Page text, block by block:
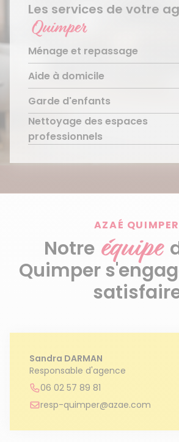
Les services de votre
Quimper
Ménage et repassage
Ménage régulier
Ménage ponctuel
Repassage à domicile
Découvrir le service
Aide à domicile
Aide aux personnes âgées
Téléassistance pour personnes
Accompagnement du handicap
Garde d'enfants
Garde d’enfants de plus de 3 ans
Nettoyage des espaces
professionnels
AZAÉ QUIMPER
Notre équipe
Quimper
Sandra DARMAN
Responsable d'agence
06 02 57 89 81
resp-quimper@azae.com